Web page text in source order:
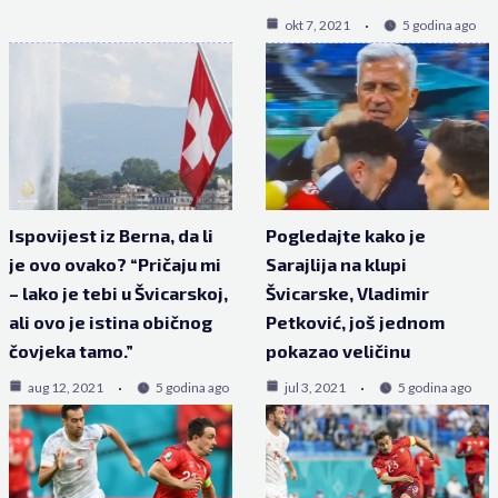
okt 7, 2021 5 godina ago
Ispovijest iz Berna, da li
je ovo ovako? “Pričaju mi
– lako je tebi u Švicarskoj,
ali ovo je istina običnog
čovjeka tamo.”
aug 12, 2021 5 godina ago
Pogledajte kako je
Sarajlija na klupi
Švicarske, Vladimir
Petković, još jednom
pokazao veličinu
jul 3, 2021 5 godina ago